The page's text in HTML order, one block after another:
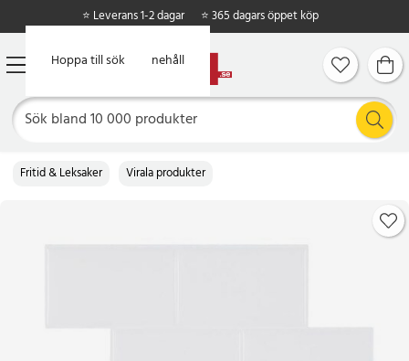
Hoppa till huvudinnehåll
Hoppa till sök
⭐ Leverans 1-2 dagar ⭐ 365 dagars öppet köp
Fritid & Leksaker Virala produkter